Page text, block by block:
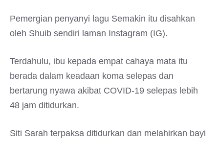
Pemergian penyanyi lagu Semakin itu disahkan
oleh Shuib sendiri laman Instagram (IG).
Terdahulu, ibu kepada empat cahaya mata itu
berada dalam keadaan koma selepas dan
bertarung nyawa akibat COVID-19 selepas lebih
48 jam ditidurkan.
Siti Sarah terpaksa ditidurkan dan melahirkan bayi